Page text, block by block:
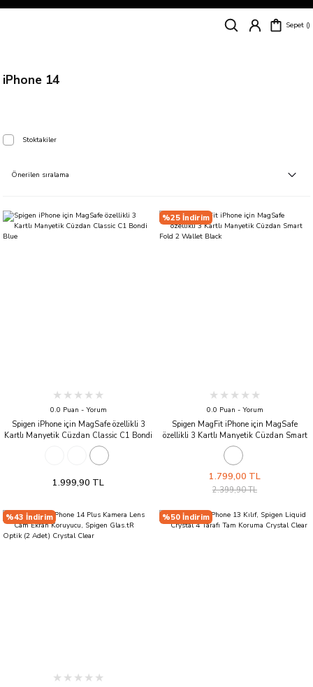
Siparişleriniz
Sepet
iPhone 14
Stoktakiler
0.0 Puan - Yorum
Spigen iPhone için MagSafe özellikli 3
Kartlı Manyetik Cüzdan Classic C1 Bondi
1.999,90 TL
%25 İndirim
0.0 Puan - Yorum
Spigen MagFit iPhone için MagSafe
özellikli 3 Kartlı Manyetik Cüzdan Smart
Fold 2 Wallet Black
1.799,00 TL
2.399,90 TL
%43 İndirim %50 İndirim